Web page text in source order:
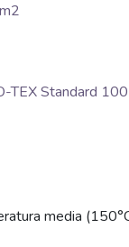
TEX Standard
media